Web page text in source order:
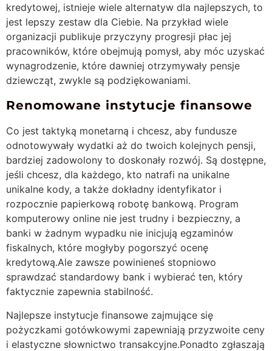
kredytowej, istnieje wiele alternatyw dla najlepszych, to
jest lepszy zestaw dla Ciebie. Na przykład wiele
organizacji publikuje przyczyny progresji płac jej
pracowników, które obejmują pomysł, aby móc uzyskać
wynagrodzenie, które dawniej otrzymywały pensje
dziewcząt, zwykle są podziękowaniami.
Renomowane instytucje finansowe
Co jest taktyką monetarną i chcesz, aby fundusze
odnotowywały wydatki aż do twoich kolejnych pensji,
bardziej zadowolony to doskonały rozwój. Są dostępne,
jeśli chcesz, dla każdego, kto natrafi na unikalne
unikalne kody, a także dokładny identyfikator i
rozpocznie papierkową robotę bankową. Program
komputerowy online nie jest trudny i bezpieczny, a
banki w żadnym wypadku nie inicjują egzaminów
fiskalnych, które mogłyby pogorszyć ocenę
kredytową.Ale zawsze powinieneś stopniowo
sprawdzać standardowy bank i wybierać ten, który
faktycznie zapewnia stabilność.
Najlepsze instytucje finansowe zajmujące się
pożyczkami gotówkowymi zapewniają przyzwoite ceny
i elastyczne słownictwo transakcyjne.Ponadto zgłaszają